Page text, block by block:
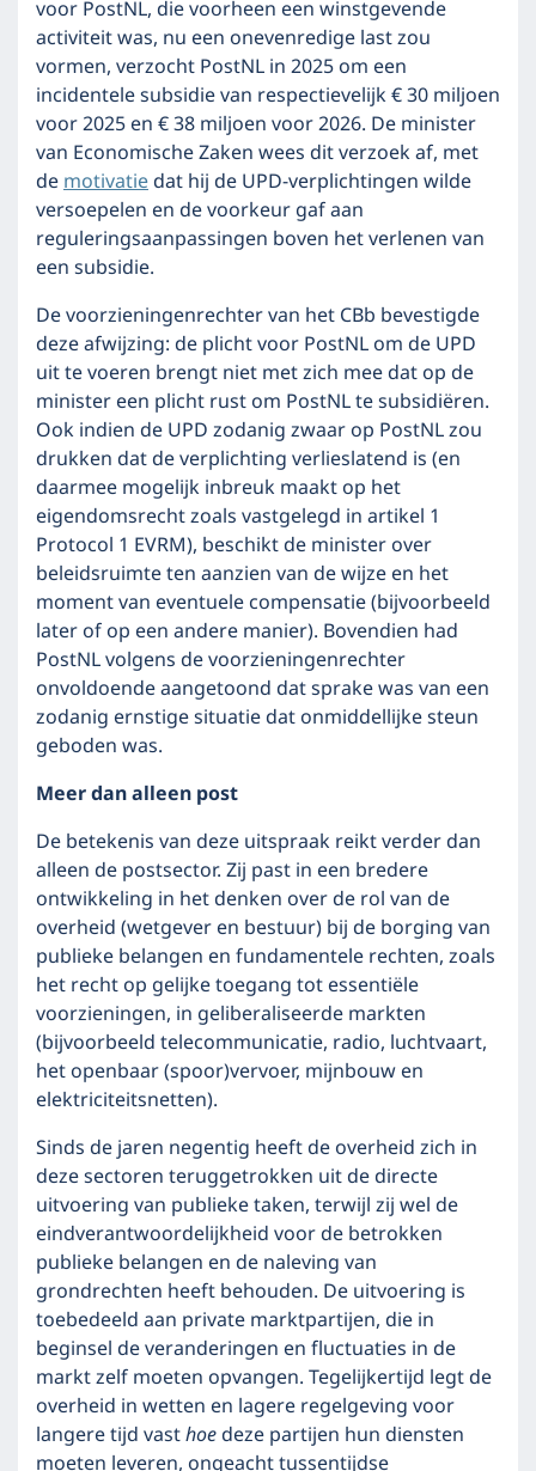
voor PostNL, die voorheen een winstgevende
activiteit was, nu een onevenredige last zou
vormen, verzocht PostNL in 2025 om een
incidentele subsidie van respectievelijk € 30 miljoen
voor 2025 en € 38 miljoen voor 2026. De minister
van Economische Zaken wees dit verzoek af, met
demotivatiedat hij de UPD-verplichtingen wilde
versoepelen en de voorkeur gaf aan
reguleringsaanpassingen boven het verlenen van
een subsidie.
De voorzieningenrechter van het CBb bevestigde
deze afwijzing: de plicht voor PostNL om de UPD
uit te voeren brengt niet met zich mee dat op de
minister een plicht rust om PostNL te subsidiëren.
Ook indien de UPD zodanig zwaar op PostNL zou
drukken dat de verplichting verlieslatend is (en
daarmee mogelijk inbreuk maakt op het
eigendomsrecht zoals vastgelegd in artikel 1
Protocol 1 EVRM), beschikt de minister over
beleidsruimte ten aanzien van de wijze en het
moment van eventuele compensatie (bijvoorbeeld
later of op een andere manier). Bovendien had
PostNL volgens de voorzieningenrechter
onvoldoende aangetoond dat sprake was van een
zodanig ernstige situatie dat onmiddellijke steun
geboden was.
Meer dan alleen post
De betekenis van deze uitspraak reikt verder dan
alleen de postsector. Zij past in een bredere
ontwikkeling in het denken over de rol van de
overheid (wetgever en bestuur) bij de borging van
publieke belangen en fundamentele rechten, zoals
het recht op gelijke toegang tot essentiële
voorzieningen, in geliberaliseerde markten
(bijvoorbeeld telecommunicatie, radio, luchtvaart,
het openbaar (spoor)vervoer, mijnbouw en
elektriciteitsnetten).
Sinds de jaren negentig heeft de overheid zich in
deze sectoren teruggetrokken uit de directe
uitvoering van publieke taken, terwijl zij wel de
eindverantwoordelijkheid voor de betrokken
publieke belangen en de naleving van
grondrechten heeft behouden. De uitvoering is
toebedeeld aan private marktpartijen, die in
beginsel de veranderingen en fluctuaties in de
markt zelf moeten opvangen. Tegelijkertijd legt de
overheid in wetten en lagere regelgeving voor
langere tijd vasthoedeze partijen hun diensten
moeten leveren, ongeacht tussentijdse